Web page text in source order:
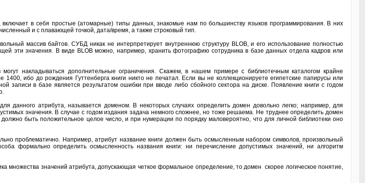
в себя простые (атомарные) типы данных, знакомые нам по большинству языков программирования. В них
и с плавающей точкой, дата/время, а также строковый тип.
массив байтов. СУБД никак не интерпретирует внутреннюю структуру BLOB, и его использование полностью
эти значения. В виде BLOB можно, например, хранить фотографию сотрудника в базе данных отдела кадров или
накладываться дополнительные ограничения. Скажем, в нашем примере с библиотечным каталогом крайне
1400, ибо до рождения Гуттенберга книги никто не печатал. Если вы не коллекционируете египетские папирусы или
записи в базе является результатом ошибки при вводе либо сбойного сектора на диске. Появление книги с годом
данного атрибута, называется доменом. В некоторых случаях определить домен довольно легко; например, для
значения. В случае с годом издания задача немного сложнее, но тоже решаема. Не труднее определить домен
должно быть положительное целое число, и при нумерации по порядку маловероятно, что для личной библиотеки оно
проблематично. Например, атрибут название книги должен быть осмысленным набором символов, произвольный
формально определить осмысленность названия книги: ни перечисление допустимых значений, ни алгоритм
множества значений атрибута, допускающая четкое формальное определение, то домен скорее логическое понятие,